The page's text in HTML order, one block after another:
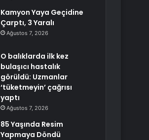
Kamyon Yaya Geçidine
Çarptı, 3 Yaralı
Ağustos 7, 2026
O balıklarda ilk kez
bulaşıcı hastalık
görüldü: Uzmanlar
‘tüketmeyin’ çağrısı
yaptı
Ağustos 7, 2026
85 Yaşında Resim
Yapmaya Döndü